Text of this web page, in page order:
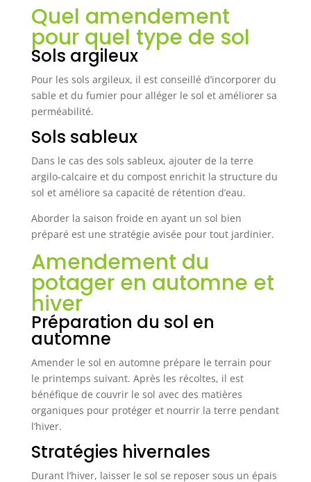
un jardin en bonne santé. So
Quel amendement
pour quel type de sol
Sols argileux
Pour les sols argileux, il est conseillé d’incorporer du
sable et du fumier pour alléger le sol et améliorer sa
perméabilité.
Sols sableux
Dans le cas des sols sableux, ajouter de la terre
argilo-calcaire et du compost enrichit la structure du
sol et améliore sa capacité de rétention d’eau.
Aborder la saison froide en ayant un sol bien
préparé est une stratégie avisée pour tout jardinier.
Amendement du
potager en automne et
hiver
Préparation du sol en
automne
Amender le sol en automne prépare le terrain pour
le printemps suivant. Après les récoltes, il est
bénéfique de couvrir le sol avec des matières
organiques pour protéger et nourrir la terre pendant
l’hiver.
Stratégies hivernales
Durant l’hiver, laisser le sol se reposer sous un épais